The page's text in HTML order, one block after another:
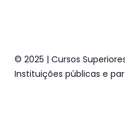
© 2025 | Cursos
Instituições públicas e